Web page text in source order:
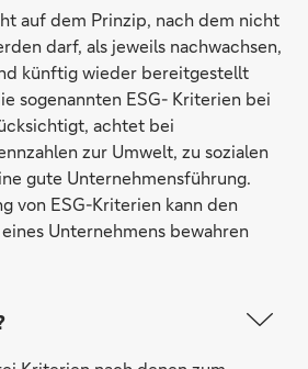
auf dem Prinzip, nach dem nicht
darf, als jeweils nachwachsen,
künftig wieder bereitgestellt
sogenannten ESG- Kriterien bei
achtet bei
zur Umwelt, zu sozialen
gute Unternehmensführung.
von ESG-Kriterien kann den
Unternehmens bewahren